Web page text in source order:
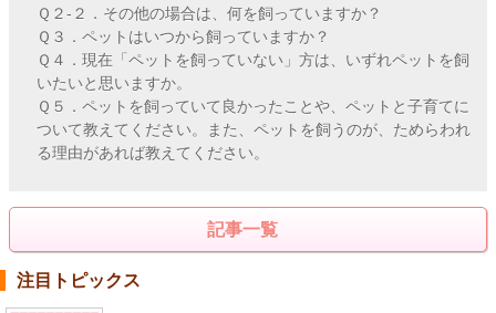
Ｑ２-２．その他の場合は、何を飼っていますか？
Ｑ３．ペットはいつから飼っていますか？
Ｑ４．現在「ペットを飼っていない」方は、いずれペットを飼
いたいと思いますか。
Ｑ５．ペットを飼っていて良かったことや、ペットと子育てに
ついて教えてください。また、ペットを飼うのが、ためらわれ
る理由があれば教えてください。
記事一覧
注目トピックス